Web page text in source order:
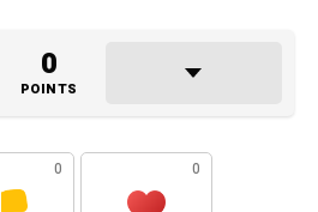
0
POINTS
0 0